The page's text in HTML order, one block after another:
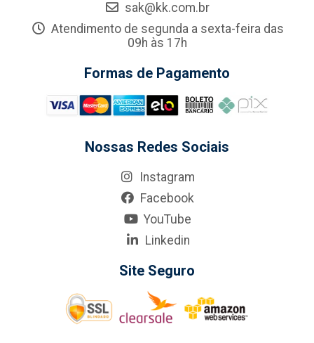
sak@kk.com.br
Atendimento de segunda a sexta-feira das
09h às 17h
Formas de Pagamento
Nossas Redes Sociais
Instagram
Facebook
YouTube
Linkedin
Site Seguro